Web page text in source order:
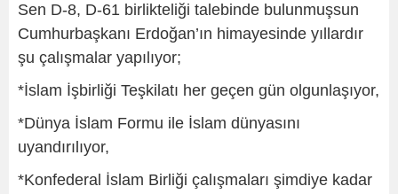
Sen D-8, D-61 birlikteliği talebinde bulunmuşsun
Cumhurbaşkanı Erdoğan’ın himayesinde yıllardır
şu çalışmalar yapılıyor;
*İslam İşbirliği Teşkilatı her geçen gün olgunlaşıyor,
*Dünya İslam Formu ile İslam dünyasını
uyandırılıyor,
*Konfederal İslam Birliği çalışmaları şimdiye kadar